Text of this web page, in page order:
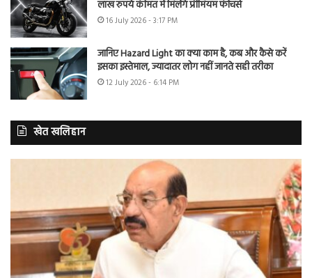
लाख रुपये कीमत में मिलेंगे प्रीमियम फीचर्स
16 July 2026 - 3:17 PM
जानिए Hazard Light का क्या काम है, कब और कैसे करें
इसका इस्तेमाल, ज्यादातर लोग नहीं जानते सही तरीका
12 July 2026 - 6:14 PM
खेत खलिहान